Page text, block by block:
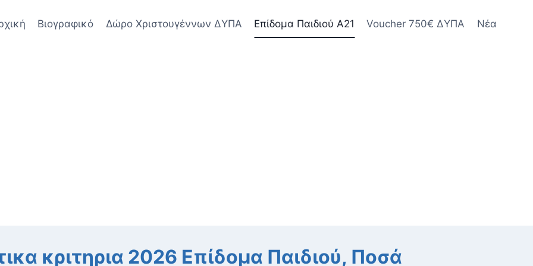
Βιογραφικό Δώρο Χριστουγέννων ΔΥΠΑ Επίδομα Παιδιού Α21 Voucher 750€ ΔΥΠΑ Νέα
κριτηρια 2026 Επίδομα Παιδιού, Ποσά